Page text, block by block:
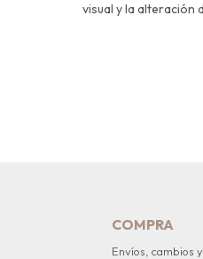
visual y la alteración
COMPRA
Envíos, cambios